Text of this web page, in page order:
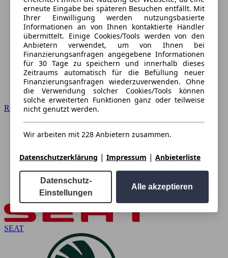
Renault
SEAT
erneute Eingabe bei späteren Besuchen entfällt. Mit
Ihrer Einwilligung werden nutzungsbasierte
Informationen an von Ihnen kontaktierte Händler
übermittelt. Einige Cookies/Tools werden von den
Anbietern verwendet, um von Ihnen bei
Finanzierungsanfragen angegebene Informationen
für 30 Tage zu speichern und innerhalb dieses
Zeitraums automatisch für die Befüllung neuer
Finanzierungsanfragen wiederzuverwenden. Ohne
die Verwendung solcher Cookies/Tools können
solche erweiterten Funktionen ganz oder teilweise
nicht genutzt werden.
Wir arbeiten mit 228 Anbietern zusammen.
Datenschutzerklärung | Impressum | Anbieterliste
Datenschutz-
Einstellungen
Alle akzeptieren